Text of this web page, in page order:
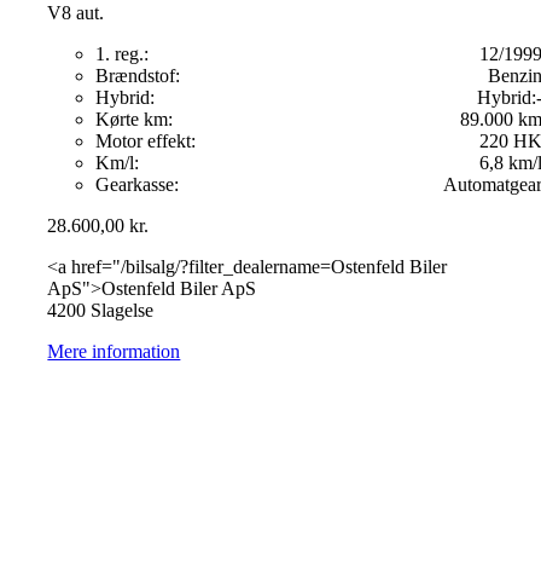
V8 aut.
1. reg.:
12/1999
Brændstof:
Benzin
Hybrid:
Hybrid:-
Kørte km:
89.000 km
Motor effekt:
220 HK
Km/l:
6,8 km/l
Gearkasse:
Automatgear
28.600,00kr.
<a href="/bilsalg/?filter_dealername=Ostenfeld Biler
ApS">Ostenfeld Biler ApS
4200 Slagelse
Mere information